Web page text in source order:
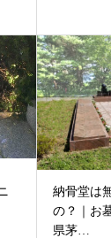
納骨堂は
の？｜お
県茅…